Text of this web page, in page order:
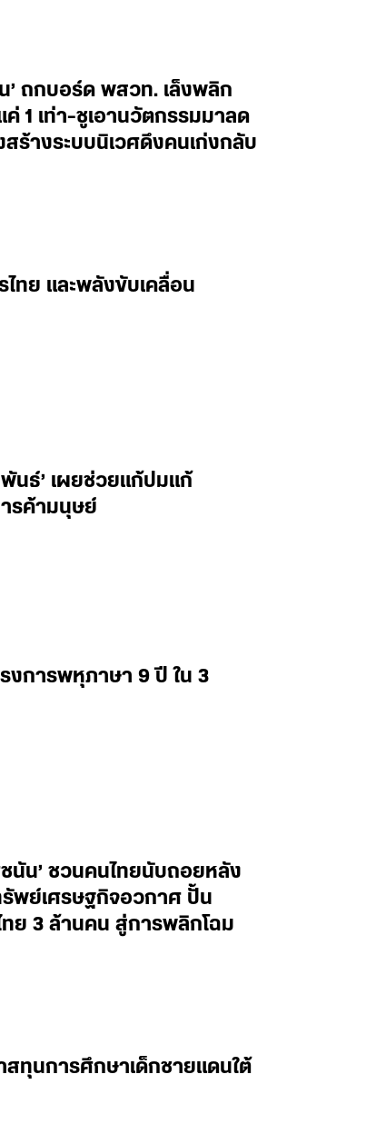
ถกบอร์ด พสวท. เล็งพลิก
1 เท่า-ชูเอานวัตกรรมมาลด
ร้างระบบนิเวศดึงคนเก่งกลับ
ไทย และพลังขับเคลื่อน
นธ์’ เผยช่วยแก้ปมแก้
รค้ามนุษย์
งการพหุภาษา 9 ปี ใน 3
นัน’ ชวนคนไทยนับถอยหลัง
รัพย์เศรษฐกิจอวกาศ ปั้น
ย 3 ล้านคน สู่การพลิกโฉม
สทุนการศึกษาเด็กชายแดนใต้